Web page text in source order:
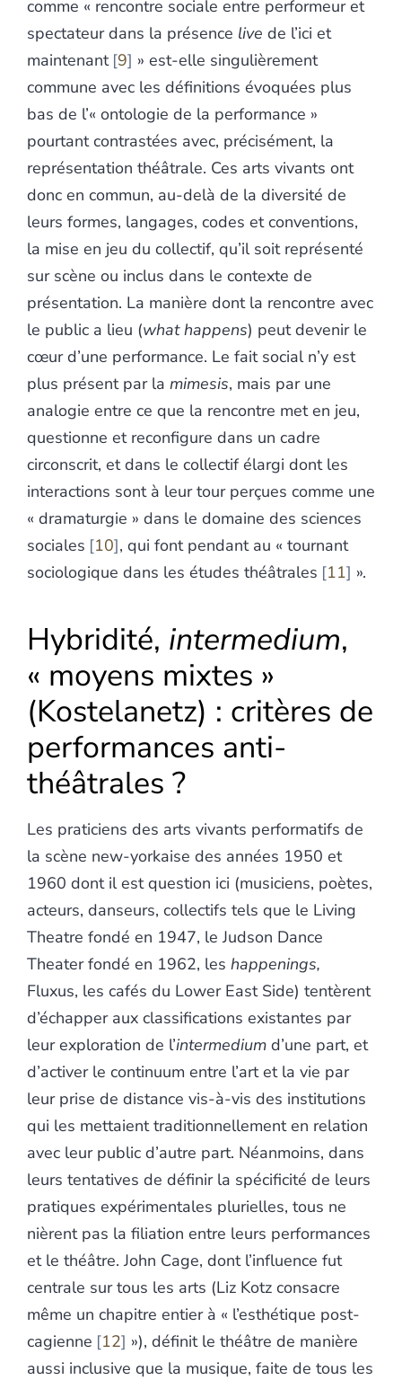
comme « rencontre sociale entre performeur et
spectateur dans la présence live de l’ici et
maintenant 9 » est-elle singulièrement
commune avec les définitions évoquées plus
bas de l’« ontologie de la performance »
pourtant contrastées avec, précisément, la
représentation théâtrale. Ces arts vivants ont
donc en commun, au-delà de la diversité de
leurs formes, langages, codes et conventions,
la mise en jeu du collectif, qu’il soit représenté
sur scène ou inclus dans le contexte de
présentation. La manière dont la rencontre avec
le public a lieu (what happens) peut devenir le
cœur d’une performance. Le fait social n’y est
plus présent par la mimesis, mais par une
analogie entre ce que la rencontre met en jeu,
questionne et reconfigure dans un cadre
circonscrit, et dans le collectif élargi dont les
interactions sont à leur tour perçues comme une
« dramaturgie » dans le domaine des sciences
sociales 10 , qui font pendant au « tournant
sociologique dans les études théâtrales 11 ».
Hybridité, intermedium,
« moyens mixtes »
(Kostelanetz) : critères de
performances anti-
théâtrales ?
Les praticiens des arts vivants performatifs de
la scène new-yorkaise des années 1950 et
1960 dont il est question ici (musiciens, poètes,
acteurs, danseurs, collectifs tels que le Living
Theatre fondé en 1947, le Judson Dance
Theater fondé en 1962, les happenings,
Fluxus, les cafés du Lower East Side) tentèrent
d’échapper aux classifications existantes par
leur exploration de l’intermedium d’une part, et
d’activer le continuum entre l’art et la vie par
leur prise de distance vis-à-vis des institutions
qui les mettaient traditionnellement en relation
avec leur public d’autre part. Néanmoins, dans
leurs tentatives de définir la spécificité de leurs
pratiques expérimentales plurielles, tous ne
nièrent pas la filiation entre leurs performances
et le théâtre. John Cage, dont l’influence fut
centrale sur tous les arts (Liz Kotz consacre
même un chapitre entier à « l’esthétique post-
cagienne 12 »), définit le théâtre de manière
aussi inclusive que la musique, faite de tous les